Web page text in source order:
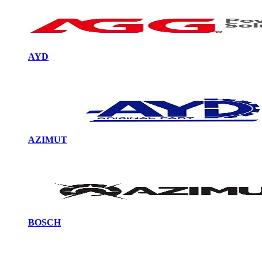
AYD
AZIMUT
BOSCH